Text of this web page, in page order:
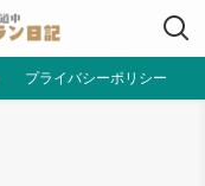
プライバシーポリシー